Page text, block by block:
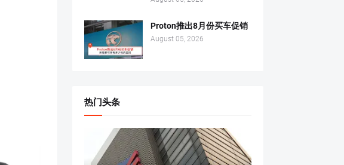
Proton推出8月份买车促销
August 05, 2026
热门头条